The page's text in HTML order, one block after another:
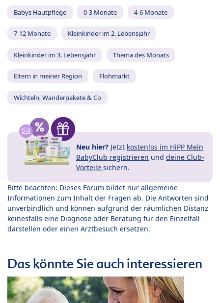
Babys Hautpflege 0-3 Monate 4-6 Monate
7-12 Monate Kleinkinder im 2. Lebensjahr
Kleinkinder im 3. Lebensjahr Thema des Monats
Eltern in meiner Region Flohmarkt
Wichteln, Wanderpakete & Co
Neu hier? Jetzt kostenlos im HiPP Mein
BabyClub registrieren und deine Club-
Vorteile sichern.
Bitte beachten: Dieses Forum bildet nur allgemeine
Informationen zum Inhalt der Fragen ab. Die Antworten sind
unverbindlich und können aufgrund der räumlichen Distanz
keinesfalls eine Diagnose oder Beratung für den Einzelfall
darstellen oder einen Arztbesuch ersetzen.
Das könnte Sie auch interessieren